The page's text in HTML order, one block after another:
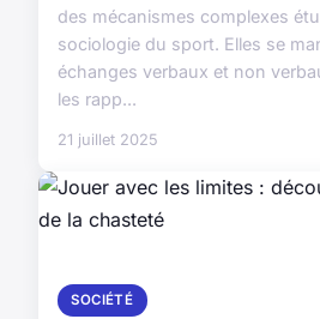
des mécanismes complexes
sociologie du sport. Elles se
échanges verbaux et non
les rapp...
21 juillet 2025
SOCIÉTÉ